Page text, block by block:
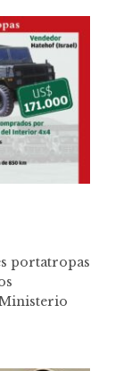
portatropas